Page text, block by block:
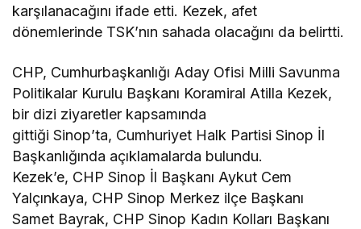
karşılanacağını ifade etti. Kezek, afet
dönemlerinde TSK’nın sahada olacağını da belirtti.
CHP, Cumhurbaşkanlığı Aday Ofisi Milli Savunma
Politikalar Kurulu Başkanı Koramiral Atilla Kezek,
bir dizi ziyaretler kapsamında
gittiği Sinop’ta, Cumhuriyet Halk Partisi Sinop İl
Başkanlığında açıklamalarda bulundu.
Kezek’e, CHP Sinop İl Başkanı Aykut Cem
Yalçınkaya, CHP Sinop Merkez ilçe Başkanı
Samet Bayrak, CHP Sinop Kadın Kolları Başkanı